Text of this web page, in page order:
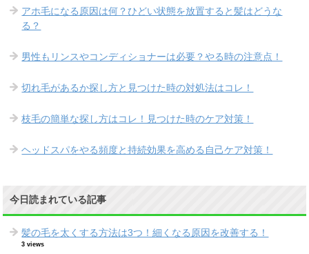
アホ毛になる原因は何？ひどい状態を放置すると髪はどうな
る？
男性もリンスやコンディショナーは必要？やる時の注意点！
切れ毛があるか探し方と見つけた時の対処法はコレ！
枝毛の簡単な探し方はコレ！見つけた時のケア対策！
ヘッドスパをやる頻度と持続効果を高める自己ケア対策！
今日読まれている記事
髪の毛を太くする方法は3つ！細くなる原因を改善する！
3 views